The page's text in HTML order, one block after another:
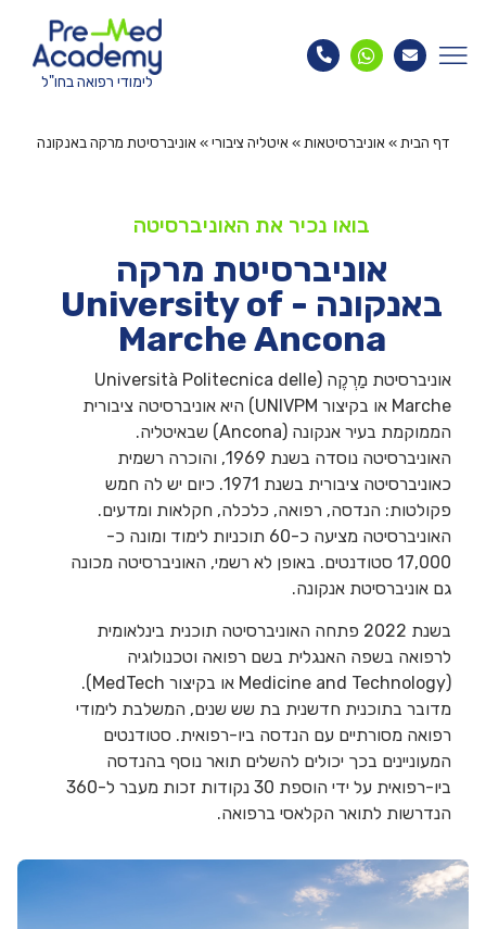
לימודי רפואה בחו"ל
דף הבית»אוניברסיטאות»איטליה ציבורי»אוניברסיטת מרקה באנקונה
בואו נכיר את האוניברסיטה
אוניברסיטת מרקה
באנקונה - University of
Marche Ancona
אוניברסיטת מַרְקֶה (Università Politecnica delle
Marche או בקיצור UNIVPM) היא אוניברסיטה ציבורית
הממוקמת בעיר אנקונה (Ancona) שבאיטליה.
האוניברסיטה נוסדה בשנת 1969, והוכרה רשמית
כאוניברסיטה ציבורית בשנת 1971. כיום יש לה חמש
פקולטות: הנדסה, רפואה, כלכלה, חקלאות ומדעים.
האוניברסיטה מציעה כ-60 תוכניות לימוד ומונה כ-
17,000 סטודנטים. באופן לא רשמי, האוניברסיטה מכונה
גם אוניברסיטת אנקונה.
בשנת 2022 פתחה האוניברסיטה תוכנית בינלאומית
לרפואה בשפה האנגלית בשם רפואה וטכנולוגיה
(Medicine and Technology או בקיצור MedTech).
מדובר בתוכנית חדשנית בת שש שנים, המשלבת לימודי
רפואה מסורתיים עם הנדסה ביו-רפואית. סטודנטים
המעוניינים בכך יכולים להשלים תואר נוסף בהנדסה
ביו-רפואית על ידי הוספת 30 נקודות זכות מעבר ל-360
הנדרשות לתואר הקלאסי ברפואה.